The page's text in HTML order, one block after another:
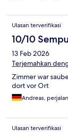
Ulasan terverifikasi
10/10
13 Feb 2026
Terjemahkan
Zimmer war
dort vor Ort
Andreas,
Ulasan terverifikasi